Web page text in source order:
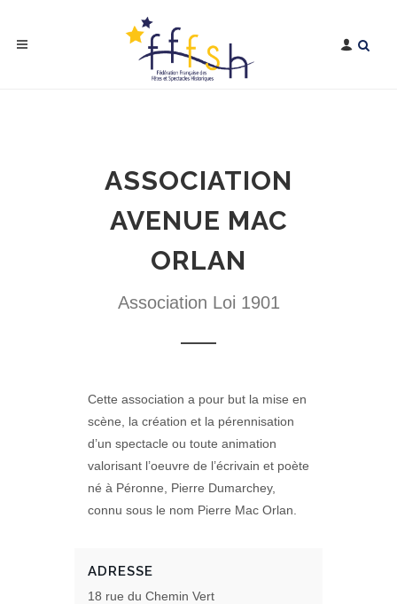
ASSOCIATION
AVENUE MAC
ORLAN
Association Loi 1901
Cette association a pour but la mise en
scène, la création et la pérennisation
d’un spectacle ou toute animation
valorisant l’oeuvre de l’écrivain et poète
né à Péronne, Pierre Dumarchey,
connu sous le nom Pierre Mac Orlan.
ADRESSE
18 rue du Chemin Vert